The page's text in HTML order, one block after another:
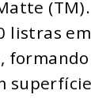
listras